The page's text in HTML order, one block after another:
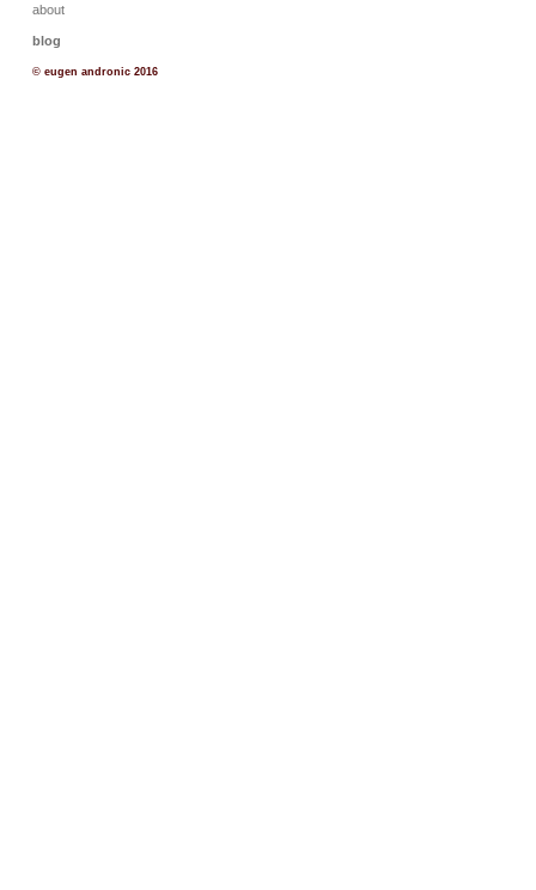
about
blog
© eugen andronic 2016